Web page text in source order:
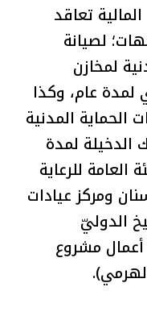
تعاقد
لصيانة
لمخازن
لمدة عام، وكذا
المدنية
الدخيلة لمدة
للرعاية
ومركز عيادات
الدوليّ
مشروع